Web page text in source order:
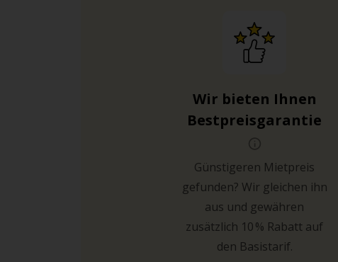
Wir bieten Ihnen
Bestpreisgarantie
Günstigeren Mietpreis
gefunden? Wir gleichen ihn
aus und gewähren
zusätzlich 10 % Rabatt auf
den Basistarif.